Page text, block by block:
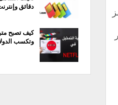
دقائق
كيف تصبح
وتكسب